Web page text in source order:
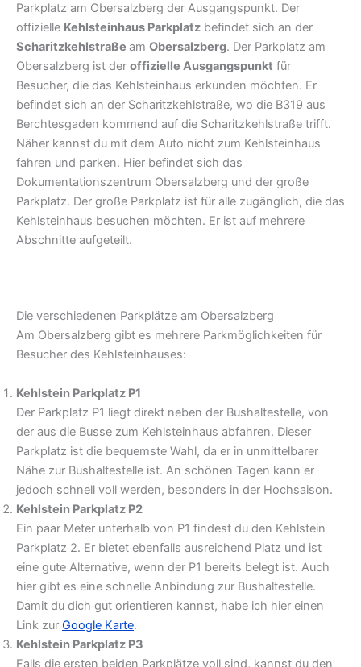
Parkplatz am Obersalzberg der Ausgangspunkt. Der
offizielle Kehlsteinhaus Parkplatz befindet sich an der
Scharitzkehlstraße am Obersalzberg. Der Parkplatz am
Obersalzberg ist der offizielle Ausgangspunkt für
Besucher, die das Kehlsteinhaus erkunden möchten. Er
befindet sich an der Scharitzkehlstraße, wo die B319 aus
Berchtesgaden kommend auf die Scharitzkehlstraße trifft.
Näher kannst du mit dem Auto nicht zum Kehlsteinhaus
fahren und parken. Hier befindet sich das
Dokumentationszentrum Obersalzberg und der große
Parkplatz. Der große Parkplatz ist für alle zugänglich, die das
Kehlsteinhaus besuchen möchten. Er ist auf mehrere
Abschnitte aufgeteilt.
Die verschiedenen Parkplätze am Obersalzberg
Am Obersalzberg gibt es mehrere Parkmöglichkeiten für
Besucher des Kehlsteinhauses:
Kehlstein Parkplatz P1
Der Parkplatz P1 liegt direkt neben der Bushaltestelle, von
der aus die Busse zum Kehlsteinhaus abfahren. Dieser
Parkplatz ist die bequemste Wahl, da er in unmittelbarer
Nähe zur Bushaltestelle ist. An schönen Tagen kann er
jedoch schnell voll werden, besonders in der Hochsaison.
Kehlstein Parkplatz P2
Ein paar Meter unterhalb von P1 findest du den Kehlstein
Parkplatz 2. Er bietet ebenfalls ausreichend Platz und ist
eine gute Alternative, wenn der P1 bereits belegt ist. Auch
hier gibt es eine schnelle Anbindung zur Bushaltestelle.
Damit du dich gut orientieren kannst, habe ich hier einen
Link zur Google Karte.
Kehlstein Parkplatz P3
Falls die ersten beiden Parkplätze voll sind, kannst du den